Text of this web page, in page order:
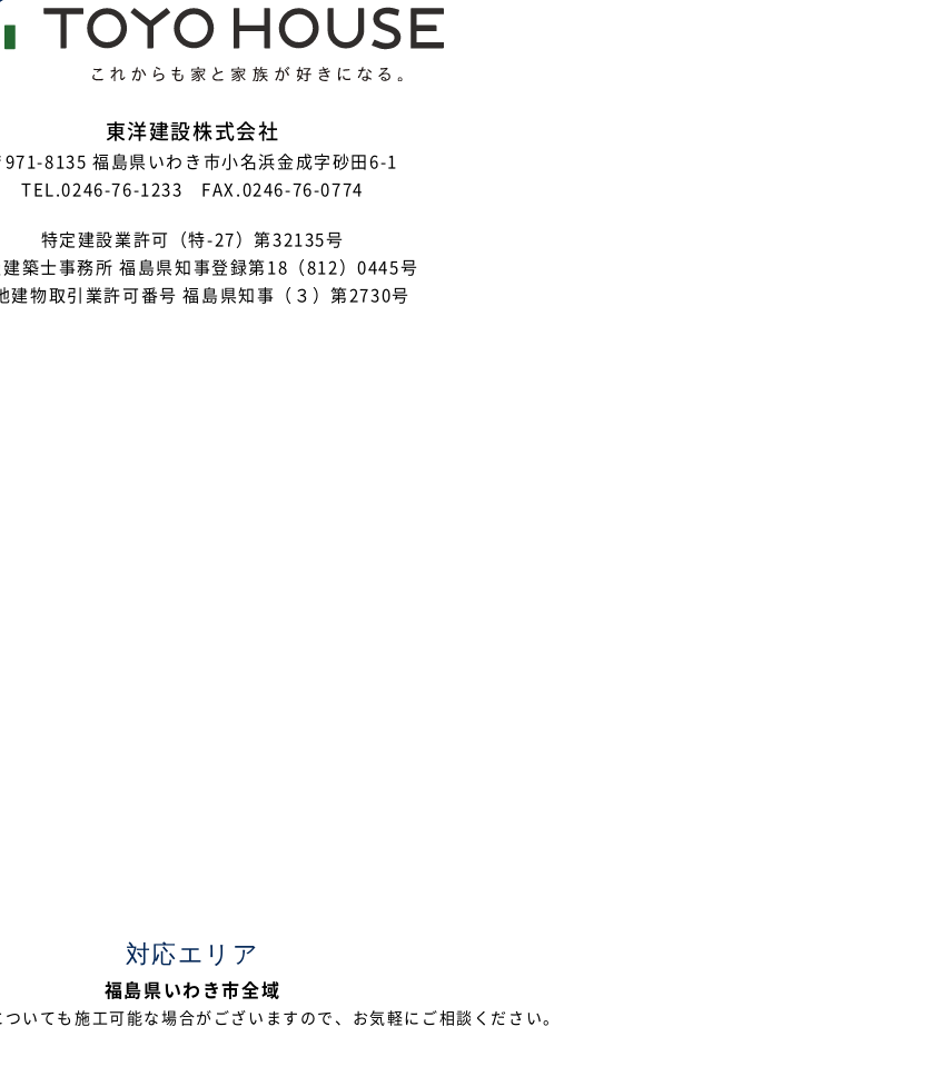
東洋建設株式会社
971-8135 福島県いわき市小名浜金成字砂田6-1
TEL.0246-76-1233 FAX.0246-76-0774
特定建設業許可（特-27）第32135号
築士事務所 福島県知事登録第18（812）0445号
建物取引業許可番号 福島県知事（３）第2730号
対応エリア
福島県いわき市全域
いても施工可能な場合がございますので、お気軽にご相談ください。